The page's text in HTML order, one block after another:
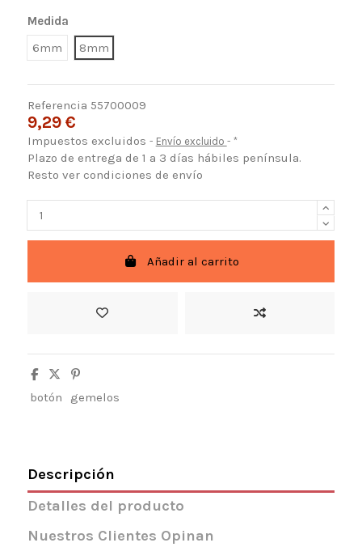
Medida
6mm
8mm
Referencia 55700009
9,29 €
Impuestos excluidos Envío excluido *
Plazo de entrega de 1 a 3 días hábiles península.
Resto ver condiciones de envío
Añadir al carrito
botón gemelos
Descripción
Detalles del producto
Nuestros Clientes Opinan